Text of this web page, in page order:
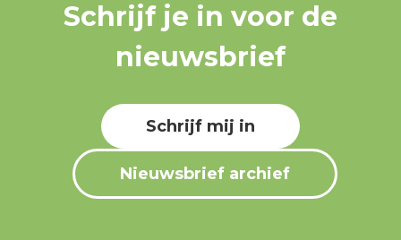
Schrijf je in voor de
nieuwsbrief
Schrijf mij in
Nieuwsbrief archief